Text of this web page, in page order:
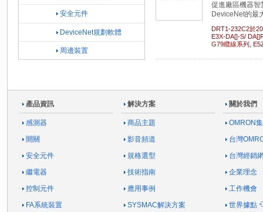
促進廠區機器智
DeviceNet的最
DRT1-232C2於
E3X-DA[]-S/
G79纜線系列,
安全元件
DeviceNet規劃軟體
周邊裝置
產品資訊
感測器
開關
安全元件
繼電器
控制元件
FA系統裝置
解決方案
商品主題
影音頻道
規格選型
技術指南
應用事例
SYSMAC解決方案
關於我們
OMRON
台灣
台灣經銷
企業理念
工作機會
世界據點